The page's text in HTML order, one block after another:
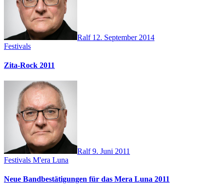
Ralf 12. September 2014
Festivals
Zita-Rock 2011
Ralf9. Juni 2011
Festivals M'era Luna
Neue Bandbestätigungen für das Mera Luna 2011